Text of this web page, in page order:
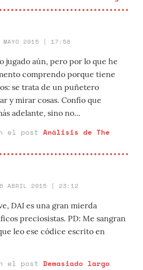
MAYO 2015 | 17:58
jugado aún, pero por lo que he
comprendo porque tiene
se trata de un puñetero
y mirar cosas. Confío que
adelante, sino no...
el post Análisis de The
ABRIL 2015 | 23:12
DAI es una gran mierda
preciosistas. PD: Me sangran
leo ese códice escrito en
el post Demasiado largo